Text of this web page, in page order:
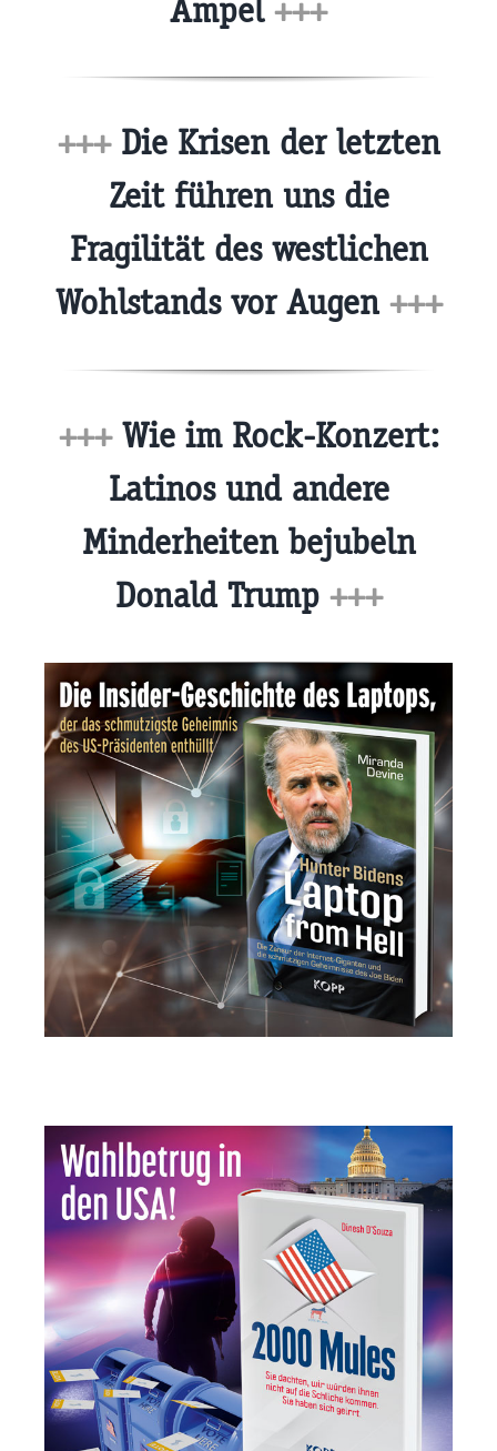
Ampel +++
+++Die Krisen der letzten
Zeit führen uns die
Fragilität des westlichen
Wohlstands vor Augen +++
+++Wie im Rock-Konzert:
Latinos und andere
Minderheiten bejubeln
Donald Trump +++